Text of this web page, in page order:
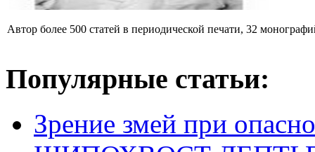
Автор более 500 статей в периодической печати, 32
Популярные статьи:
Зрение змей при